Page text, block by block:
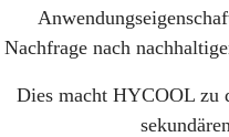
Nachfrage nach
Dies macht HYCOOL zu